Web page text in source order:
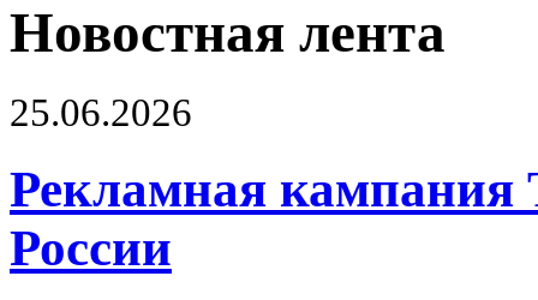
Новостная лента
25.06.2026
Рекламная кампания
России